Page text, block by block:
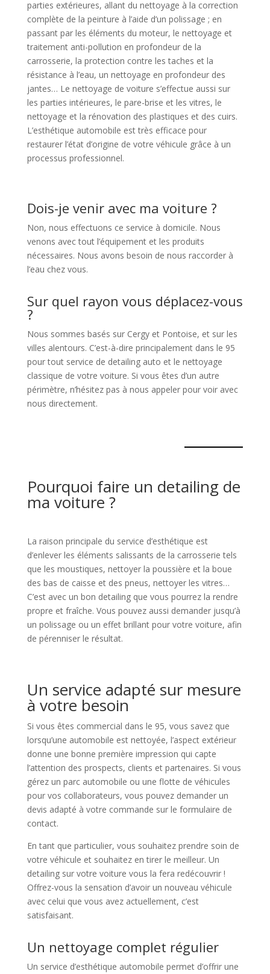
parties extérieures, allant du nettoyage à la correction
complète de la peinture à l’aide d’un polissage ; en
passant par les éléments du moteur, le nettoyage et
traitement anti-pollution en profondeur de la
carrosserie, la protection contre les taches et la
résistance à l’eau, un nettoyage en profondeur des
jantes… Le nettoyage de voiture s’effectue aussi sur
les parties intérieures, le pare-brise et les vitres, le
nettoyage et la rénovation des plastiques et des cuirs.
L’esthétique automobile est très efficace pour
restaurer l’état d’origine de votre véhicule grâce à un
processus professionnel.
Dois-je venir avec ma voiture ?
Non, nous effectuons ce service à domicile. Nous
venons avec tout l’équipement et les produits
nécessaires. Nous avons besoin de nous raccorder à
l’eau chez vous.
Sur quel rayon vous déplacez-vous
?
Nous sommes basés sur Cergy et Pontoise, et sur les
villes alentours. C’est-à-dire principalement dans le 95
pour tout service de detailing auto et le nettoyage
classique de votre voiture. Si vous êtes d’un autre
périmètre, n’hésitez pas à nous appeler pour voir avec
nous directement.
Pourquoi faire un detailing de
ma voiture ?
La raison principale du service d’esthétique est
d’enlever les éléments salissants de la carrosserie tels
que les moustiques, nettoyer la poussière et la boue
des bas de caisse et des pneus, nettoyer les vitres…
C’est avec un bon detailing que vous pourrez la rendre
propre et fraîche. Vous pouvez aussi demander jusqu’à
un polissage ou un effet brillant pour votre voiture, afin
de pérenniser le résultat.
Un service adapté sur mesure
à votre besoin
Si vous êtes commercial dans le 95, vous savez que
lorsqu’une automobile est nettoyée, l’aspect extérieur
donne une bonne première impression qui capte
l’attention des prospects, clients et partenaires. Si vous
gérez un parc automobile ou une flotte de véhicules
pour vos collaborateurs, vous pouvez demander un
devis adapté à votre commande sur le formulaire de
contact.
En tant que particulier, vous souhaitez prendre soin de
votre véhicule et souhaitez en tirer le meilleur. Un
detailing sur votre voiture vous la fera redécouvrir !
Offrez-vous la sensation d’avoir un nouveau véhicule
avec celui que vous avez actuellement, c’est
satisfaisant.
Un nettoyage complet régulier
Un service d’esthétique automobile permet d’offrir une